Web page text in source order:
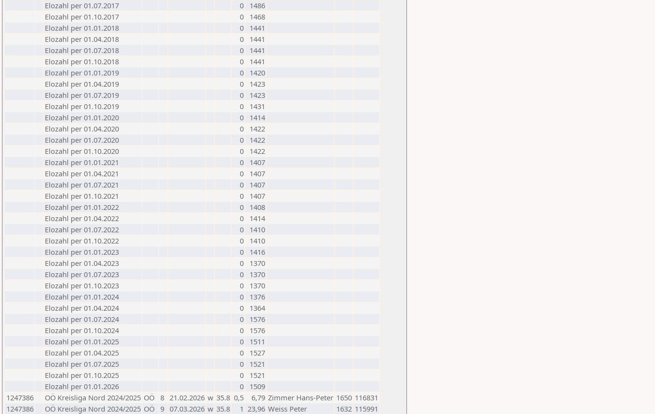
Elozahl per 01.07.2017
0
1486
Elozahl per 01.10.2017
0
1468
Elozahl per 01.01.2018
0
1441
Elozahl per 01.04.2018
0
1441
Elozahl per 01.07.2018
0
1441
Elozahl per 01.10.2018
0
1441
Elozahl per 01.01.2019
0
1420
Elozahl per 01.04.2019
0
1423
Elozahl per 01.07.2019
0
1423
Elozahl per 01.10.2019
0
1431
Elozahl per 01.01.2020
0
1414
Elozahl per 01.04.2020
0
1422
Elozahl per 01.07.2020
0
1422
Elozahl per 01.10.2020
0
1422
Elozahl per 01.01.2021
0
1407
Elozahl per 01.04.2021
0
1407
Elozahl per 01.07.2021
0
1407
Elozahl per 01.10.2021
0
1407
Elozahl per 01.01.2022
0
1408
Elozahl per 01.04.2022
0
1414
Elozahl per 01.07.2022
0
1410
Elozahl per 01.10.2022
0
1410
Elozahl per 01.01.2023
0
1416
Elozahl per 01.04.2023
0
1370
Elozahl per 01.07.2023
0
1370
Elozahl per 01.10.2023
0
1370
Elozahl per 01.01.2024
0
1376
Elozahl per 01.04.2024
0
1364
Elozahl per 01.07.2024
0
1576
Elozahl per 01.10.2024
0
1576
Elozahl per 01.01.2025
0
1511
Elozahl per 01.04.2025
0
1527
Elozahl per 01.07.2025
0
1521
Elozahl per 01.10.2025
0
1521
Elozahl per 01.01.2026
0
1509
1247386
OÖ Kreisliga Nord 2024/2025 OÖ 8 21.02.2026 w 35.8 0,5 6,79 Zimmer Hans-Peter 1650 116831
1247386
OÖ Kreisliga Nord 2024/2025 OÖ 9 07.03.2026 w 35.8 1 23,96 Weiss Peter 1632 115991